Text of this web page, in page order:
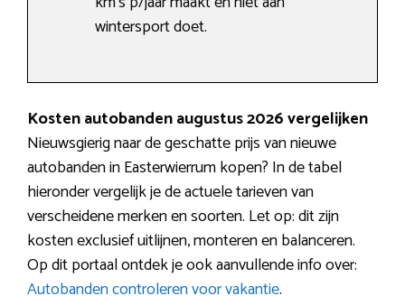
wintersport doet.
Kosten autobanden augustus 2026 vergelijken
Nieuwsgierig naar de geschatte prijs van nieuwe
autobanden in Easterwierrum kopen? In de tabel
hieronder vergelijk je de actuele tarieven van
verscheidene merken en soorten. Let op: dit zijn
kosten exclusief uitlijnen, monteren en balanceren.
Op dit portaal ontdek je ook aanvullende info over:
Autobanden controleren voor vakantie.